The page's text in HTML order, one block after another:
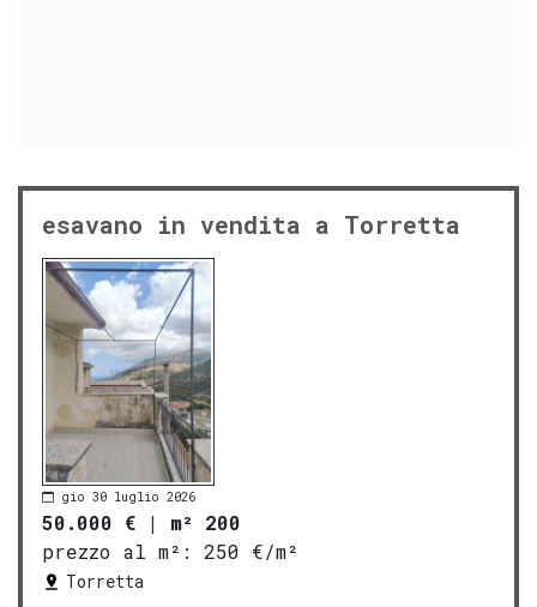
esavano in vendita a Torretta
gio 30 luglio 2026
50.000 € | m² 200
prezzo al m²:
250 €/m²
Torretta